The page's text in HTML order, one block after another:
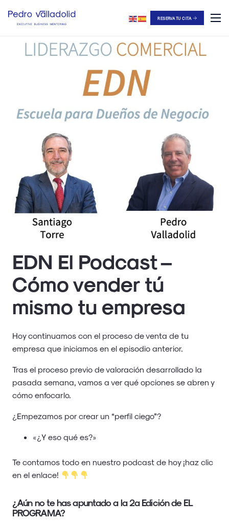
RESERVA TU CITA
EDN El Podcast –
Cómo vender tú
mismo tu empresa
Hoy continuamos con el proceso de venta de tu
empresa que iniciamos en el episodio anterior.
Tras el proceso previo de valoración desarrollado la
pasada semana, vamos a ver qué opciones se abren y
cómo enfocarlo.
¿Empezamos por crear un “perfil ciego”?
«¿Y eso qué es?»
Te contamos todo en nuestro podcast de hoy ¡haz clic
en el enlace!
¿Aún no te has apuntado a la 2ª Edición de EL
PROGRAMA?